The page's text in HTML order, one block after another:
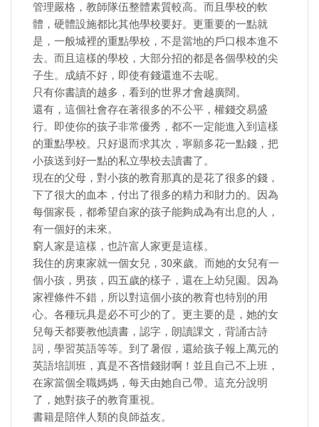
管理嚴格，教師隊伍整體素質較高。而且學校的軟
體，硬體設施都比其他學校要好。更重要的一點就
是，一般城裡的重點學校，不是當地的戶口根本進不
去。而且這樣的學校，大部分招的都是各個學校的尖
子生。成績不好，即使有錢還進不去呢。
只有你書讀的越多，看到的世界才會越廣闊。
還有，這個社會存在著很多的不公平，權錢交易盛
行。即使你的孩子非常優秀，都不一定能進入到這樣
的重點學校。只好退而求其次，寧願多花一點錢，把
小孩送到好一點的私立學校去讀書了。
現在的父母，對小孩的教育那真的是花了很多的錢，
下了很大的血本，付出了很多的精力和財力的。因為
每個家長，都希望自家的孩子能夠成為有出息的人，
有一個好的未來。
窮人家是這樣，也許富人家更是這樣。
我住的房東家就一個女兒，30來歲。而她的女兒有一
個小孩，男孩，四五歲的樣子，還在上幼兒園。因為
家裡條件不錯，所以對這個小孩的教育也特別的用
心。各種玩具是必不可少的了。更主要的是，她的女
兒每天都要教他讀書，認字，朗讀課文，背誦古詩
詞，學習英語等等。到了暑假，還給孩子報上萬元的
英語培訓班，真是不吝惜錢財啊！並且自己不上班，
在家當個全職媽媽，每天由她自己帶。這充分說明
了，她對孩子的教育重視。
書籍是陪伴人類的良師益友。